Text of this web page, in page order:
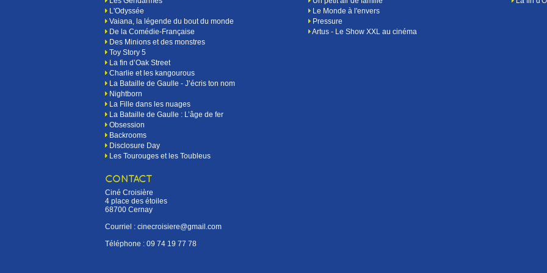
L'Odyssée
Vaiana, la légende du bout du monde
De la Comédie-Française
Des Minions et des monstres
Toy Story 5
La fin d’Oak Street
Charlie et les kangourous
La Bataille de Gaulle - J’écris ton nom
Nightborn
La Fille dans les nuages
La Bataille de Gaulle : L’âge de fer
Obsession
Backrooms
Disclosure Day
Les Tourouges et les Toubleus
Le Monde à l'envers
Pressure
Artus - Le Show XXL au cinéma
CONTACT
Ciné Croisière
4 place des étoiles
68700 Cernay
Courriel : cinecroisiere@gmail.com
Téléphone : 09 74 19 77 78